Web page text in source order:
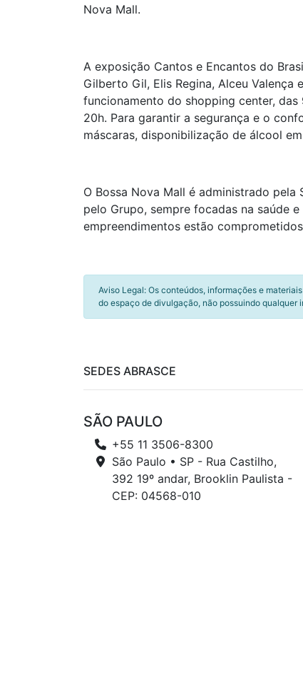
Nova Mall.
A exposição Cantos e Encantos do
Gilberto Gil, Elis Regina, Alceu
funcionamento do shopping center,
20h. Para garantir a segurança e o
máscaras, disponibilização de álcool
O Bossa Nova Mall é administrado
pelo Grupo, sempre focadas na saúde
empreendimentos estão
Aviso Legal: Os conteúdos, informações e
do espaço de divulgação, não possuindo
SEDES ABRASCE
SÃO PAULO
+55 11 3506-8300
São Paulo • SP - Rua Castilho,
392 19º andar, Brooklin Paulista -
CEP: 04568-010